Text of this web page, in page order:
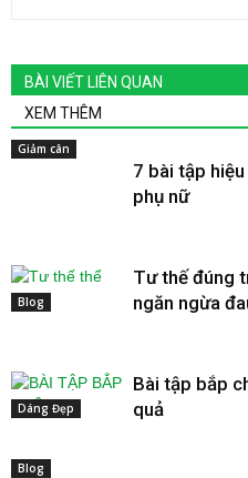
BÀI VIẾT LIÊN QUAN
XEM THÊM
Giảm cân
7 bài tập
phụ nữ
Blog
Tư thế đúng
ngăn ngừa
Dáng Đẹp
Bài tập bắp
quả
Blog